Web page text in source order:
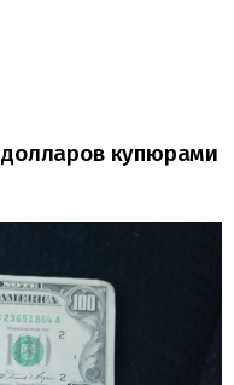
купюрами